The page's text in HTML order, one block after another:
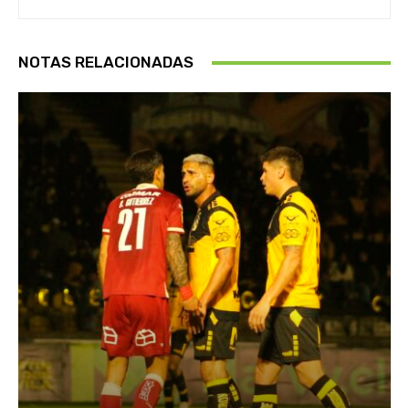
NOTAS RELACIONADAS